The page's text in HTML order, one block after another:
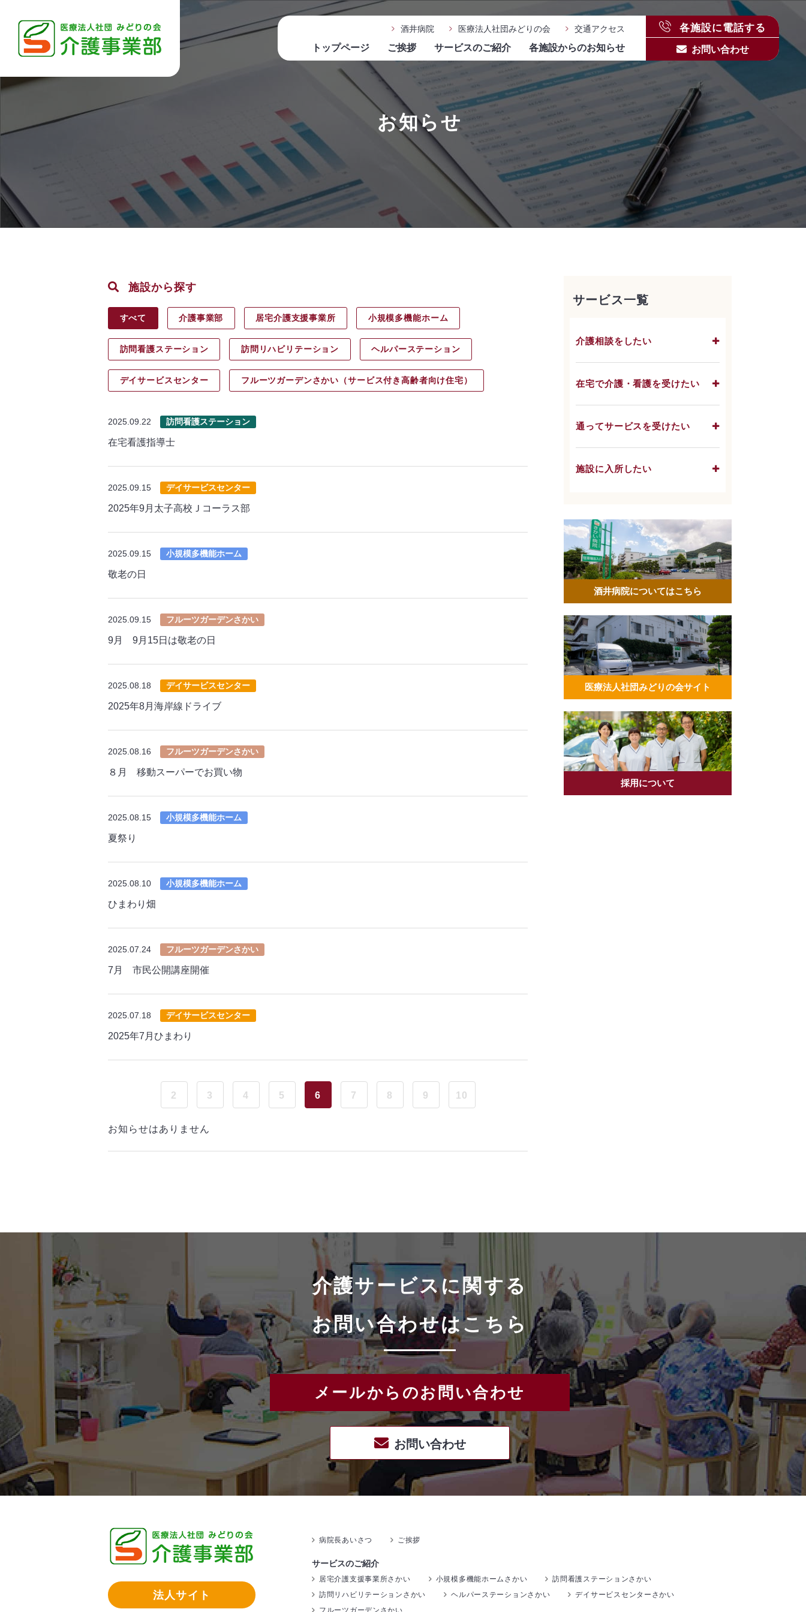
酒井病院 医療法人社団みどりの会 交通アクセス
トップページ ご挨拶 サービスのご紹介 各施設からのお知らせ
各施設に電話する
お問い合わせ
お知らせ
施設から探す
すべて 介護事業部 居宅介護支援事業所 小規模多機能ホーム
訪問看護ステーション 訪問リハビリ テーション ヘルパーステーション
デイサービスセンター フルーツガーデンさかい（サービス付き高齢者向け住宅）
2025.09.22 訪問看護ステーション
在宅看護指導士
2025.09.15 デイサービスセンター
2025年9月太子高校Ｊコーラス部
2025.09.15 小規模多機能ホーム
敬老の日
2025.09.15 フルーツガーデンさかい
9月 9月15日は敬老の日
2025.08.18 デイサービスセンター
2025年8月海岸線ドライブ
2025.08.16 フルーツガーデンさかい
８月 移動スーパーでお買い物
2025.08.15 小規模多機能ホーム
夏祭り
2025.08.10 小規模多機能ホーム
ひまわり畑
2025.07.24 フルーツガーデンさかい
7月 市民公開講座開催
2025.07.18 デイサービスセンター
2025年7月ひまわり
2 3 4 5 6 7 8 9 10
お知らせはありません
サービス一覧
介護相談をしたい
在宅で介護・看護を受けたい
通ってサービスを受けたい
施設に入所したい
酒井病院についてはこちら
医療法人社団みどりの会サイト
採用について
介護サービスに関する
お問い合わせはこちら
メールからのお問い合わせ
お問い合わせ
法人サイト
病院長あいさつ ご挨拶
サービスのご紹介
居宅介護支援事業所さかい 小規模多機能ホームさかい
訪問看護ステーションさかい
訪問リハビリテーションさかい
ヘルパーステーションさかい
デイサービスセンターさかい
フルーツガーデンさかい